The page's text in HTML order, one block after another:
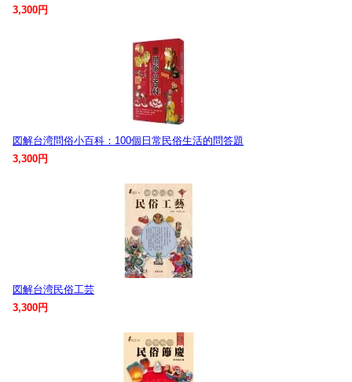
3,300円
図解台湾問俗小百科：100個日常民俗生活的問答題
3,300円
図解台湾民俗工芸
3,300円